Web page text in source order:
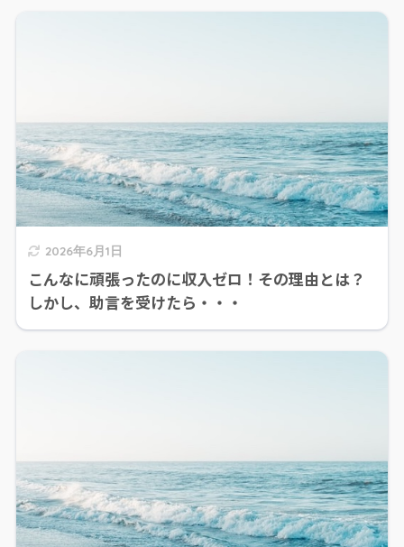
2026年6月1日
こんなに頑張ったのに収入ゼロ！その理由とは？
しかし、助言を受けたら・・・